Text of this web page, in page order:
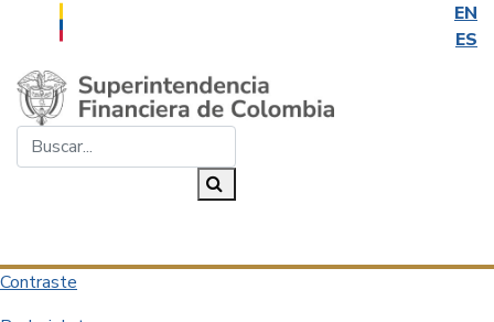
EN
ES
Saltar al contenido principal
Contraste